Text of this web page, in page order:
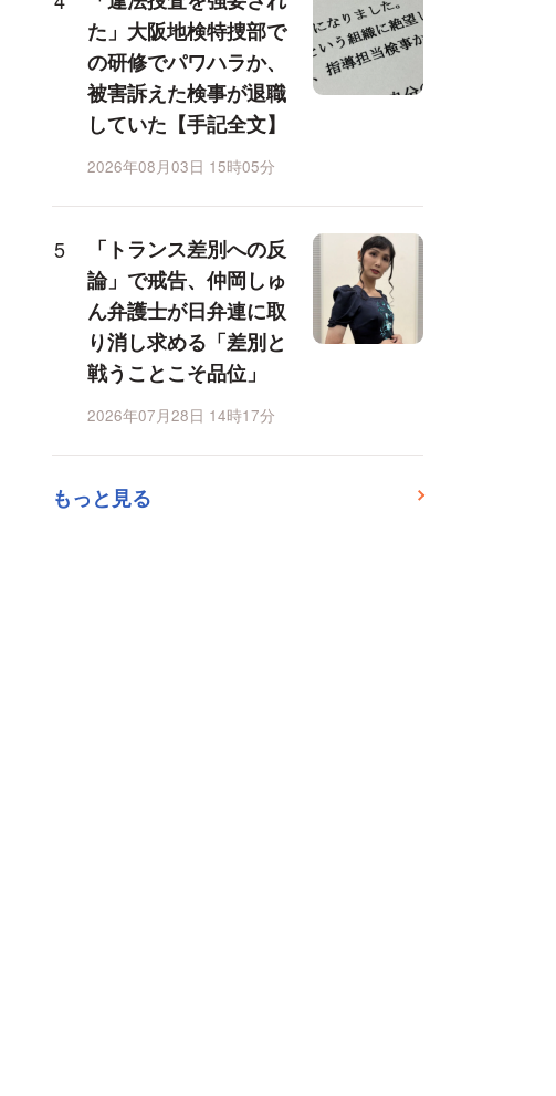
た」大阪地検特捜部で
の研修でパワハラか、
被害訴えた検事が退職
していた【手記全文】
2026年08月03日 15時05分
「トランス差別への反
論」で戒告、仲岡しゅ
ん弁護士が日弁連に取
り消し求める「差別と
戦うことこそ品位」
2026年07月28日 14時17分
もっと見る